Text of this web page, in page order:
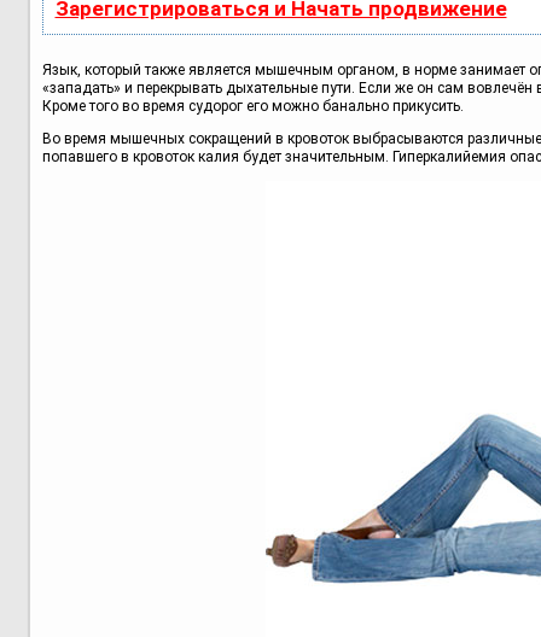
Зарегистрироваться и Начать продвижение
Язык, который также является мышечным органом, в норме занимает
«западать» и перекрывать дыхательные пути. Если же он сам
Кроме того во время судорог его можно банально прикусить.
Во время мышечных сокращений в кровоток выбрасываются
попавшего в кровоток калия будет значительным. Гиперкалийемия